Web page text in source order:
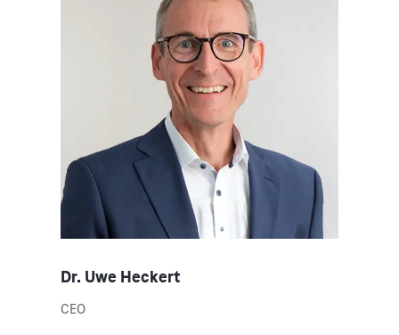
Dr. Uwe Heckert
CEO